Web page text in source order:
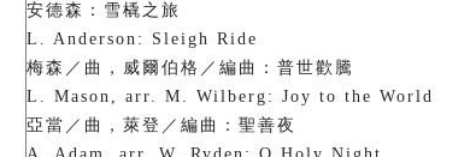
安德森：雪橇之旅
L. Anderson: Sleigh Ride
梅森／曲，威爾伯格／編曲：普世歡騰
L. Mason, arr. M. Wilberg: Joy to the World
亞當／曲，萊登／編曲：聖善夜